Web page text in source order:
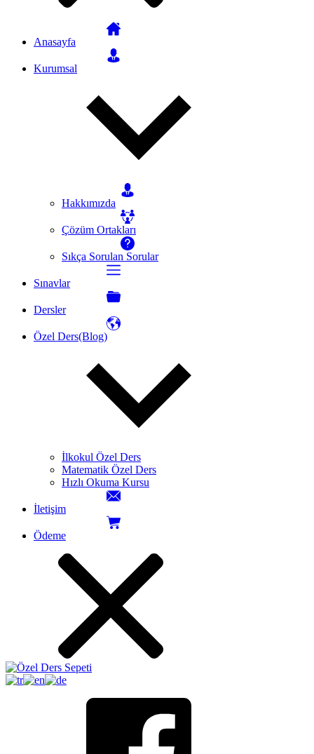
Anasayfa
Kurumsal
Hakkımızda
Çözüm Ortakları
Sıkça Sorulan Sorular
Sınavlar
Dersler
Özel Ders(Blog)
İlkokul Özel Ders
Matematik Özel Ders
Hızlı Okuma Kursu
İletişim
Ödeme